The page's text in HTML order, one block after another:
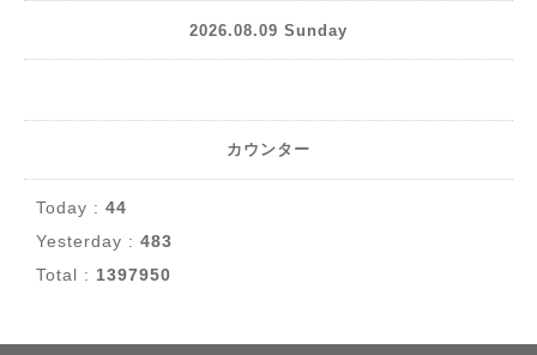
2026.08.09 Sunday
カウンター
Today : 44
Yesterday : 483
Total : 1397950